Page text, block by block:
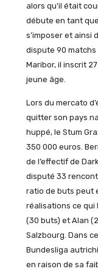
alors qu’il était
débute en tant
s’imposer et ainsi
dispute 90 matchs
Maribor, il inscrit
jeune âge.
Lors du mercato
quitter son pays
huppé, le Stum
350 000 euros.
de l’effectif de
disputé 33
ratio de buts peut
réalisations ce qui
(30 buts) et Alan
Salzbourg. Dans
Bundesliga
en raison de sa